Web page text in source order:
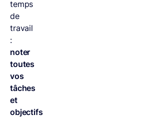
temps
de
travail
:
noter
toutes
vos
tâches
et
objectifs